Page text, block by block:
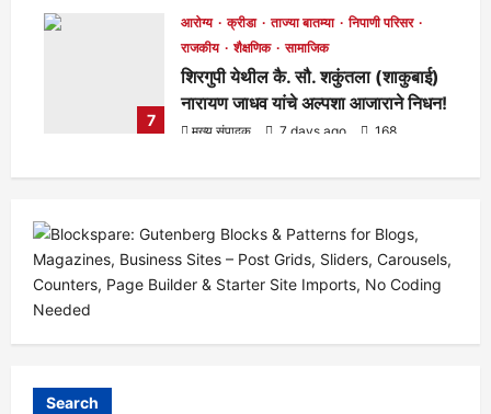
साजरा!
मुख्य संपादक 7 days ago
7
आरोग्य क्रीडा ताज्या बातम्या
निपाणी परिसर
राजकीय
शैक्षणिक सामाजिक
शिरगुपी येथील कै. सौ. शकुंतला (शाकुबाई)
नारायण जाधव यांचे अल्पशा आजाराने निधन!
मुख्य संपादक 7 days ago 168
Search